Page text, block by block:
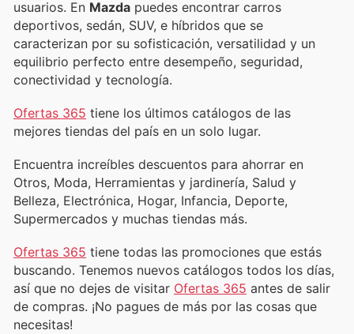
usuarios. En Mazda puedes encontrar carros
deportivos, sedán, SUV, e híbridos que se
caracterizan por su sofisticación, versatilidad y un
equilibrio perfecto entre desempeño, seguridad,
conectividad y tecnología.
Ofertas 365 tiene los últimos catálogos de las
mejores tiendas del país en un solo lugar.
Encuentra increíbles descuentos para ahorrar en
Otros, Moda, Herramientas y jardinería, Salud y
Belleza, Electrónica, Hogar, Infancia, Deporte,
Supermercados y muchas tiendas más.
Ofertas 365 tiene todas las promociones que estás
buscando. Tenemos nuevos catálogos todos los días,
así que no dejes de visitar Ofertas 365 antes de salir
de compras. ¡No pagues de más por las cosas que
necesitas!